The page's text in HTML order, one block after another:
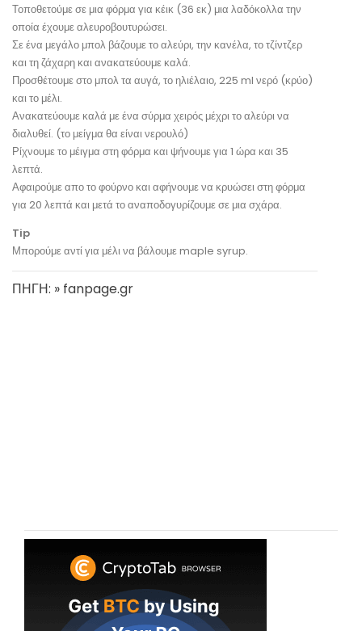
Τοποθετούμε σε μια φόρμα για κέικ (36 εκ) μια λαδόκολλα την
οποία έχουμε αλευροβουτυρώσει.
Σε ένα μεγάλο μπολ βάζουμε το αλεύρι, την κανέλα, το τζίντζερ
και τη ζάχαρη και ανακατεύουμε καλά.
Προσθέτουμε στο μπολ τα αυγά, το ηλιέλαιο, 225 ml νερό (κρύο)
και το μέλι.
Ανακατεύουμε καλά με ένα σύρμα χειρός μέχρι το αλεύρι να
διαλυθεί. (το μείγμα θα είναι νερουλό)
Ρίχνουμε το μέιγμα στη φόρμα και ψήνουμε για 1 ώρα και 35
λεπτά.
Αφαιρούμε απο το φούρνο και αφήνουμε να κρυώσει στη φόρμα
για 20 λεπτά και μετά το αναποδογυρίζουμε σε μια σχάρα.
Tip
Μπορούμε αντί για μέλι να βάλουμε maple syrup.
ΠΗΓΗ: » fanpage.gr